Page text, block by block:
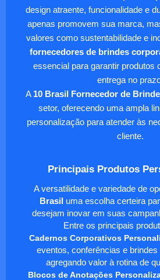
design atraente, funcionalidade e
apenas promovem sua marca,
valores como sustentabilidade e
fornecedores de brindes
essencial para garantir produtos
entrega no
A 10 Brasil Fornecedor de
setor, oferecendo uma ampla
personalização para atender às
cliente.
Principais Produtos
A versatilidade e variedade de
Brasil uma escolha certeira
desejam inovar em suas
Entre os principais
Cadernos Corporativos
eventos, conferências e brindes
agregando valor à rotina de
Blocos de Anotações